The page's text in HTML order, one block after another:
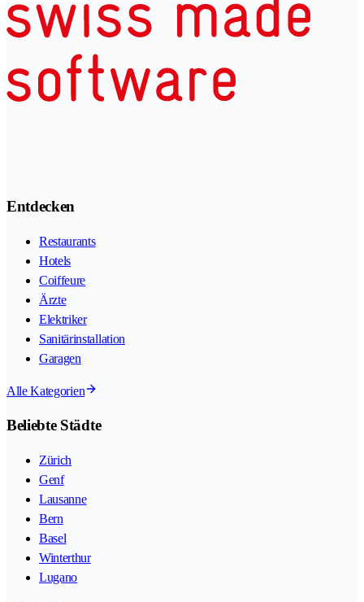
Entdecken
Restaurants
Hotels
Coiffeure
Ärzte
Elektriker
Sanitärinstallation
Garagen
Alle Kategorien
Beliebte Städte
Zürich
Genf
Lausanne
Bern
Basel
Winterthur
Lugano